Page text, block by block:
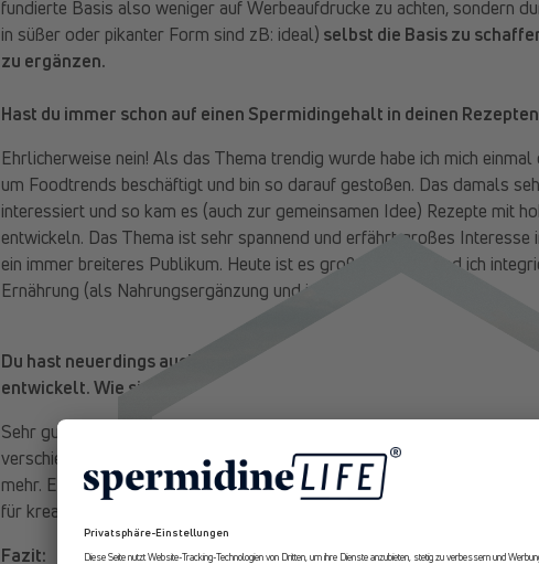
fundierte Basis also weniger auf Werbeaufdrucke zu achten, sondern
in süßer oder pikanter Form sind zB: ideal) selbst die Basis zu
zu ergänzen.
Hast du immer schon auf einen Spermidingehalt in deinen
Ehrlicherweise nein! Als das Thema trendig wurde habe ich mich
um Foodtrends beschäftigt und bin so darauf gestoßen. Das damals
interessiert und so kam es (auch zur gemeinsamen Idee) Rezepte mit
entwickeln. Das Thema ist sehr spannend und erfährt großes
ein immer breiteres Publikum. Heute ist es großes Thema und ich
Ernährung (als Nahrungsergänzung und in Rezepten).
Du hast neuerdings auch mit unseren spermidine
® Produkten
entwickelt. Wie sind deine Erfahrungen damit?
Sehr gut, die verschiedenen
LIFE® Produkte lassen sich
verschiedene Rezeptkreationen integrieren. Sie eignen sich zum
mehr. Eine neue Idee wäre eine kreative Mocktail-Serie mit
für kreative Umsetzungen.
Fazit:
10% Rabatt
Erhalte ab sofort